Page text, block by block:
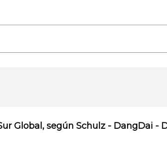
Global, según Schulz - DangDai -